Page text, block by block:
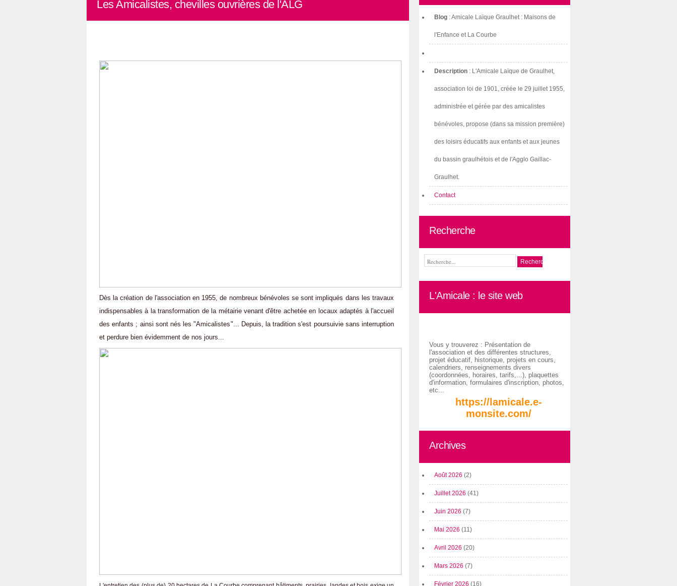
Les Amicalistes, chevilles ouvrières de l'ALG
Dès la création de l'association en 1955, de nombreux bénévoles se sont impliqués dans les travaux
indispensables à la transformation de la métairie venant d'être achetée en locaux adaptés à l'accueil
des enfants ; ainsi sont nés les "Amicalistes"... Depuis, la tradition s'est poursuivie sans interruption
et perdure bien évidemment de nos jours...
Blog : Amicale Laïque Graulhet : Maisons de
l'Enfance et La Courbe
Description : L'Amicale Laïque de Graulhet,
association loi de 1901, créée le 29 juillet 1955,
administrée et gérée par des amicalistes
bénévoles, propose (dans sa mission première)
des loisirs éducatifs aux enfants et aux jeunes
du bassin graulhétois et de l'Agglo Gaillac-
Graulhet.
Contact
Recherche
L'Amicale : le site web
Vous y trouverez : Présentation de
l'association et des différentes structures,
projet éducatif, historique, projets en cours,
calendriers, renseignements divers
(coordonnées, horaires, tarifs,...), plaquettes
d'information, formulaires d'inscription, photos,
etc...
https://lamicale.e-
monsite.com/
Archives
Août 2026 (2)
Juillet 2026 (41)
Juin 2026 (7)
Mai 2026 (11)
Avril 2026 (20)
Mars 2026 (7)
Février 2026 (16)